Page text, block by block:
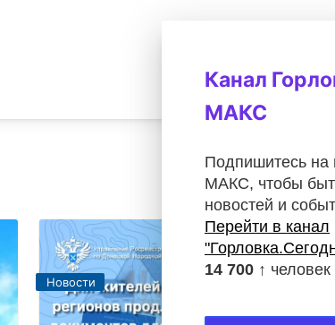
Новости
Канал
МАКС
Подпишитесь на
МАКС, чтобы
новостей и
Перейти в канал
14 700 ↑